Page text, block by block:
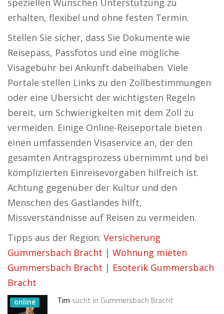
speziellen Wünschen Unterstützung zu
erhalten, flexibel und ohne festen Termin.
Stellen Sie sicher, dass Sie Dokumente wie
Reisepass, Passfotos und eine mögliche
Visagebühr bei Ankunft dabeihaben. Viele
Portale stellen Links zu den Zollbestimmungen
oder eine Übersicht der wichtigsten Regeln
bereit, um Schwierigkeiten mit dem Zoll zu
vermeiden. Einige Online-Reiseportale bieten
einen umfassenden Visaservice an, der den
gesamten Antragsprozess übernimmt und bei
komplizierten Einreisevorgaben hilfreich ist.
Achtung gegenüber der Kultur und den
Menschen des Gastlandes hilft,
Missverständnisse auf Reisen zu vermeiden.
Tipps aus der Region: Versicherung
Gummersbach Bracht | Wohnung mieten
Gummersbach Bracht | Esoterik Gummersbach
Bracht
online Tim sucht in Gummersbach Bracht